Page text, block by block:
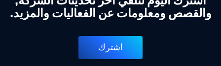
والقصص ومعلومات عن الفعاليات والمزيد.
اشترك